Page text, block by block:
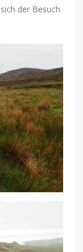
der Besuch